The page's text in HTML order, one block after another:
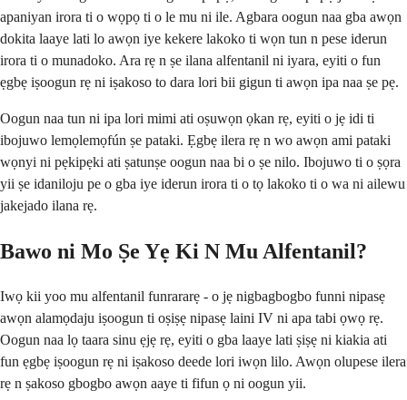
apaniyan irora ti o wọpọ ti o le mu ni ile. Agbara oogun naa gba awọn
dokita laaye lati lo awọn iye kekere lakoko ti wọn tun n pese iderun
irora ti o munadoko. Ara rẹ n ṣe ilana alfentanil ni iyara, eyiti o fun
ẹgbẹ iṣoogun rẹ ni iṣakoso to dara lori bii gigun ti awọn ipa naa ṣe pẹ.
Oogun naa tun ni ipa lori mimi ati oṣuwọn ọkan rẹ, eyiti o jẹ idi ti
ibojuwo lemọlemọfún ṣe pataki. Ẹgbẹ ilera rẹ n wo awọn ami pataki
wọnyi ni pẹkipẹki ati ṣatunṣe oogun naa bi o ṣe nilo. Ibojuwo ti o ṣọra
yii ṣe idaniloju pe o gba iye iderun irora ti o tọ lakoko ti o wa ni ailewu
jakejado ilana rẹ.
Bawo ni Mo Ṣe Yẹ Ki N Mu Alfentanil?
Iwọ kii yoo mu alfentanil funrararẹ - o jẹ nigbagbogbo funni nipasẹ
awọn alamọdaju iṣoogun ti oṣiṣẹ nipasẹ laini IV ni apa tabi ọwọ rẹ.
Oogun naa lọ taara sinu ẹjẹ rẹ, eyiti o gba laaye lati ṣiṣẹ ni kiakia ati
fun ẹgbẹ iṣoogun rẹ ni iṣakoso deede lori iwọn lilo. Awọn olupese ilera
rẹ n ṣakoso gbogbo awọn aaye ti fifun ọ ni oogun yii.